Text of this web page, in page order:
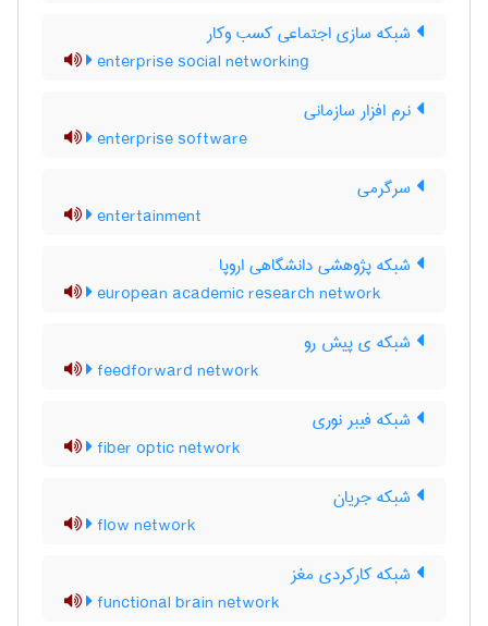
شبکه سازی اجتماعی کسب وکار
enterprise social networking
نرم افزار سازمانی
enterprise software
سرگرمی
entertainment
شبکه پژوهشی دانشگاهی اروپا
european academic research network
شبکه ی پیش رو
feedforward network
شبکه فیبر نوری
fiber optic network
شبکه جریان
flow network
شبکه کارکردی مغز
functional brain network